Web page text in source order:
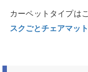
カーペットタイプは
スクごとチェアマッ